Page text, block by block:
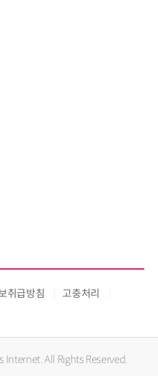
취급방침
고충처리
All Rights Reserved.